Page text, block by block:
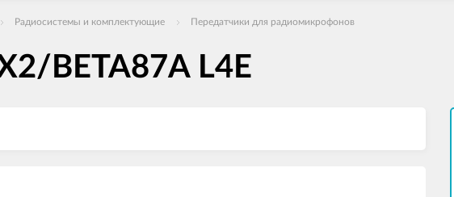
Радиосистемы и комплектующие Передатчики для радиомикрофонов
BETA87A L4E